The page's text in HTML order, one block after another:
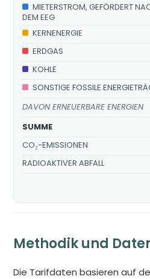
MIETERSTROM, GEFÖRDERT
DEM EEG
KERNENERGIE
ERDGAS
KOHLE
SONSTIGE FOSSILE
DAVON ERNEUERBARE ENERGIEN
SUMME
CO₂-EMISSIONEN
RADIOAKTIVER ABFALL
Methodik und
Die Tarifdaten basieren auf